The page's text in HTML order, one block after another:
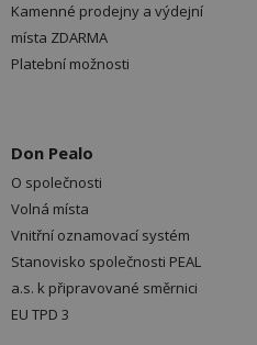
Kamenné prodejny a výdejní
místa ZDARMA
Platební možnosti
Don Pealo
O společnosti
Volná místa
Vnitřní oznamovací systém
Stanovisko společnosti PEAL
a.s. k připravované směrnici
EU TPD 3